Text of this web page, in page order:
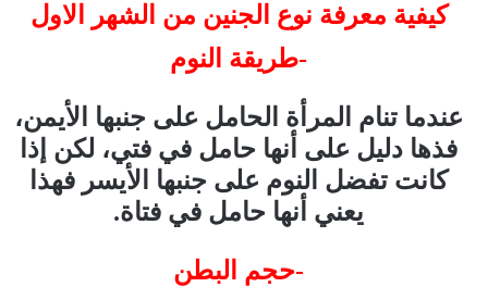
كيفية معرفة نوع الجنين من الشهر الاول
-طريقة النوم
عندما تنام المرأة الحامل على جنبها الأيمن،
فذها دليل على أنها حامل في فتي، لكن إذا
كانت تفضل النوم على جنبها الأيسر فهذا
يعني أنها حامل في فتاة.
-حجم البطن